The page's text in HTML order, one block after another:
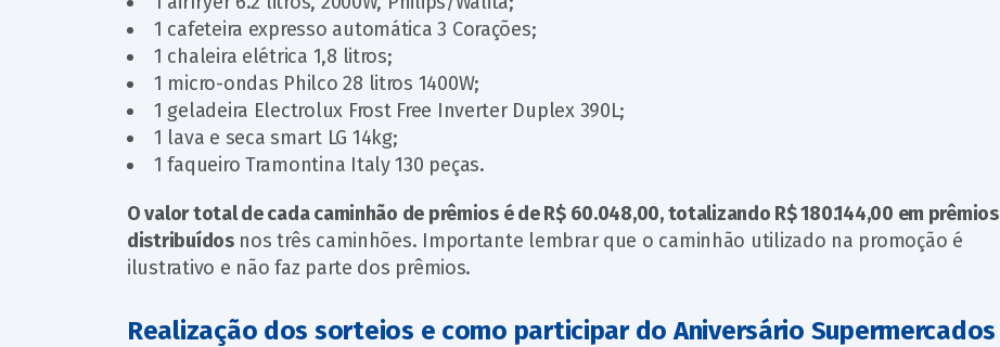
1 cafeteira expresso automática 3 Corações;
1 chaleira elétrica 1,8 litros;
1 micro-ondas Philco 28 litros 1400W;
1 geladeira Electrolux Frost Free Inverter Duplex 390L;
1 lava e seca smart LG 14kg;
1 faqueiro Tramontina Italy 130 peças.
O valor total de cada caminhão de prêmios é de R$ 60.048,00, totalizando R$ 180.144,00 em prêmios
distribuídosnos três caminhões. Importante lembrar que o caminhão utilizado na promoção é
ilustrativo e não faz parte dos prêmios.
Realização dos sorteios e como participar do Aniversário Supermercados